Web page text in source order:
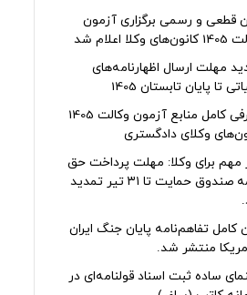
قطعی و رسمی برگزاری آزمون
وکلا اعلام شد
مهلت ارسال اظهارنامه‌های
تا پایان تابستان 1405
معرفی کامل منابع آزمون وکالت 1405
وکلای دادگستری
مهم برای وکلا: مهلت پرداخت حق
بیمه صندوق حمایت تا ۳۱ تیر تمدید
کامل تفاهم‌نامه پایان جنگ ایران
منتشر شد.
ساده ثبت اسناد قولنامه‌ای در